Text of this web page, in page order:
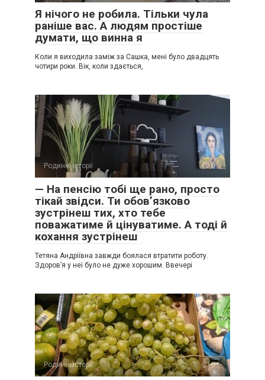
Я нічого не робила. Тільки чула
раніше вас. А людям простіше
думати, що винна я
Коли я виходила заміж за Сашка, мені було двадцять
чотири роки. Вік, коли здається,
Родинні історії 0
— На пенсію тобі ще рано, просто
тікай звідси. Ти обов’язково
зустрінеш тих, хто тебе
поважатиме й цінуватиме. А тоді й
кохання зустрінеш
Тетяна Андріївна завжди боялася втратити роботу.
Здоров’я у неї було не дуже хорошим. Ввечері
Родинні історії 0